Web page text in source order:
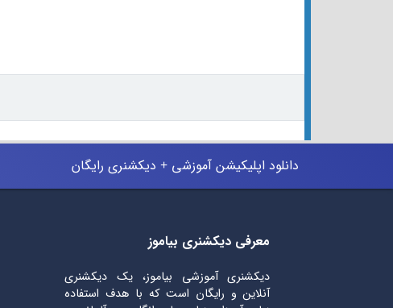
دانلود اپلیکیشن آموزشی + دیکشنری رایگان
معرفی دیکشنری بیاموز
دیکشنری آموزشی بیاموز، یک دیکشنری
آنلاین و رایگان است که با هدف استفاده